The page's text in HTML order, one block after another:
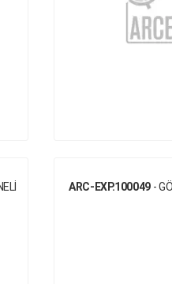
ARC-EXP.100049 -